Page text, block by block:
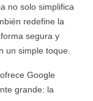
no solo simplifica
redefine la
segura y
un simple toque.
Google
grande: la